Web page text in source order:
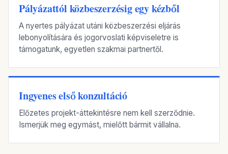
Pályázattól közbeszerzésig egy kézből
A nyertes pályázat utáni közbeszerzési eljárás
lebonyolítására és jogorvoslati képviseletre is
támogatunk, egyetlen szakmai partnertől.
Ingyenes első konzultáció
Előzetes projekt-áttekintésre nem kell szerződnie.
Ismerjük meg egymást, mielőtt bármit vállalna.